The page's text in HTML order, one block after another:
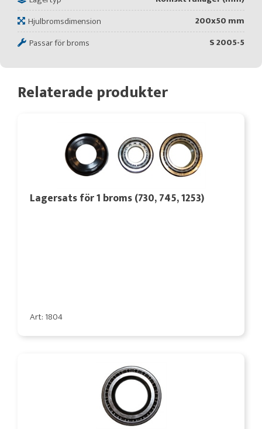
Hjulbromsdimension
200x50 mm
Passar för broms
S 2005-5
Relaterade produkter
Lagersats för 1 broms (730, 745, 1253)
Art: 1804